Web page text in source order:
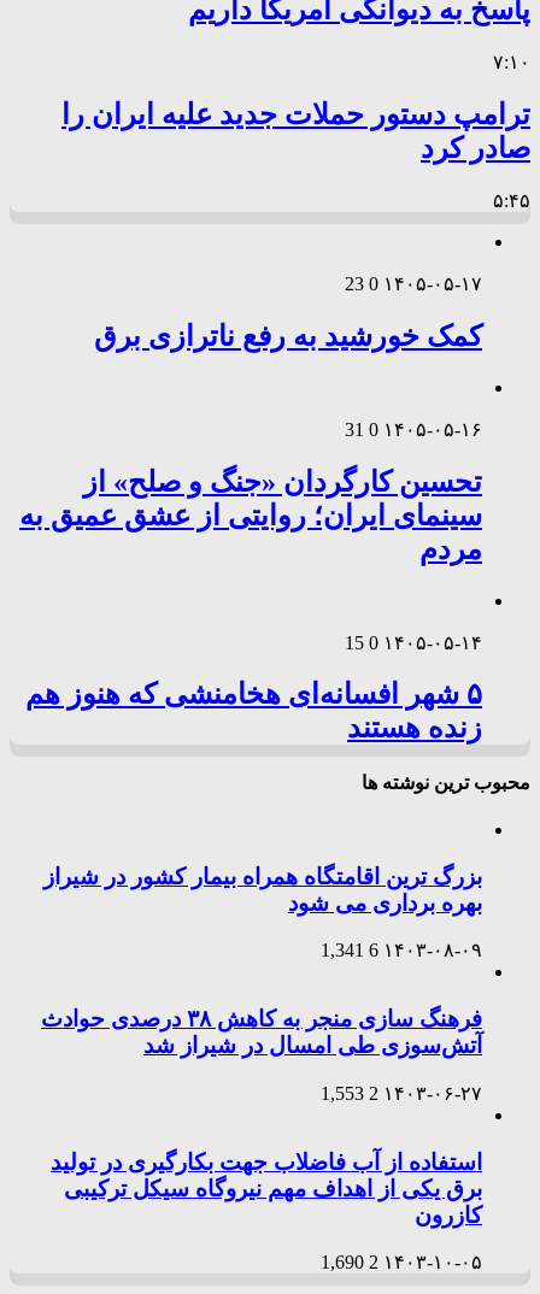
پاسخ به دیوانگی آمریکا داریم
۷:۱۰
ترامپ دستور حملات جدید علیه ایران را
صادر کرد
۵:۴۵
۱۴۰۵-۰۵-۱۷ 0
23
کمک خورشید به رفع ناترازی برق
۱۴۰۵-۰۵-۱۶ 0
31
تحسین کارگردان «جنگ و صلح» از
سینمای ایران؛ روایتی از عشق عمیق به
مردم
۱۴۰۵-۰۵-۱۴ 0
15
۵ شهر افسانه‌ای هخامنشی که هنوز هم
زنده هستند
محبوب ترین نوشته ها
بزرگ ترین اقامتگاه همراه بیمار کشور در شیراز
بهره برداری می شود
۱۴۰۳-۰۸-۰۹ 6
1,341
فرهنگ سازی منجر به کاهش ۳۸ درصدی حوادث
آتش‌سوزی طی امسال در شیراز شد
۱۴۰۳-۰۶-۲۷ 2
1,553
استفاده از آب فاضلاب جهت بکارگیری در تولید
برق یکی از اهداف مهم نیروگاه سیکل ترکیبی
کازرون
۱۴۰۳-۱۰-۰۵ 2
1,690